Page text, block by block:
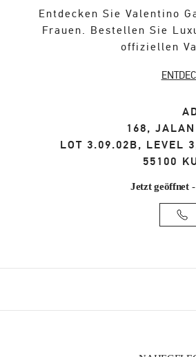
Entdecken Sie Valentino
Frauen. Bestellen Sie
offiziellen
168,
LOT 3.09.02B, LEVEL
55100
Jetzt geöffnet-